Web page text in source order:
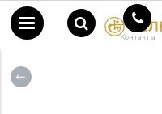
Контакты